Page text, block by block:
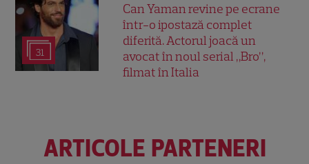
31
Can Yaman revine pe ecrane
într-o ipostază complet
diferită. Actorul joacă un
avocat în noul serial „Bro”,
filmat în Italia
ARTICOLE PARTENERI